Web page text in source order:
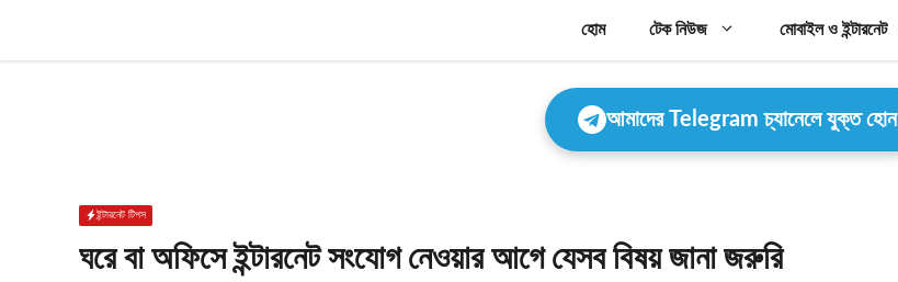
content
হোম টেক নিউজ মোবাইল ও ইন্টারনেট
আমাদের Telegram চ্যানেলে যুক্ত হোন
ইন্টারনেট টিপস
ঘরে বা অফিসে ইন্টারনেট সংযোগ নেওয়ার আগে যেসব বিষয় জানা জরুরি